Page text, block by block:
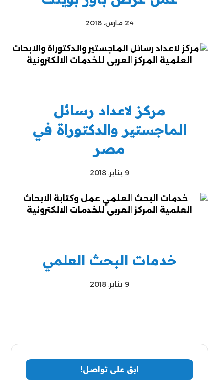
24 مارس، 2018
مركز لاعداد رسائل
الماجستير والدكتوراة في
مصر
9 يناير، 2018
خدمات البحث العلمي
9 يناير، 2018
ابق على تواصل!